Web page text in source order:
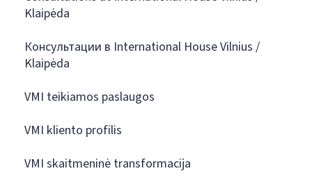
Klaipėda
Консультации в International House Vilnius /
Klaipėda
VMI teikiamos paslaugos
VMI kliento profilis
VMI skaitmeninė transformacija